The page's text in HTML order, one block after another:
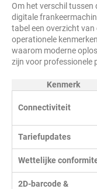
Om het verschil tussen
digitale
tabel een overzicht
operationele
waarom moderne
zijn voor professionele
Kenmerk
Connectiviteit
Tariefupdates
Wettelijke
2D-barcode &